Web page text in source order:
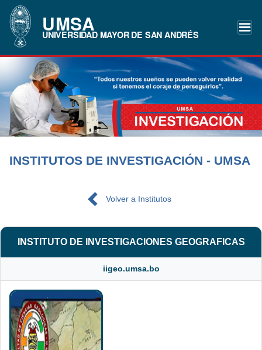
UMSA
UNIVERSIDAD MAYOR DE SAN ANDRÉS
INSTITUTOS DE INVESTIGACIÓN - UMSA
Volver a Institutos
INSTITUTO DE INVESTIGACIONES GEOGRAFICAS
iigeo.umsa.bo